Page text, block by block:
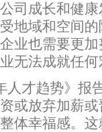
司成长和健
地域和空间
业也需要更
无法成就任
人才趋势》报
或放弃加薪
体幸福感。